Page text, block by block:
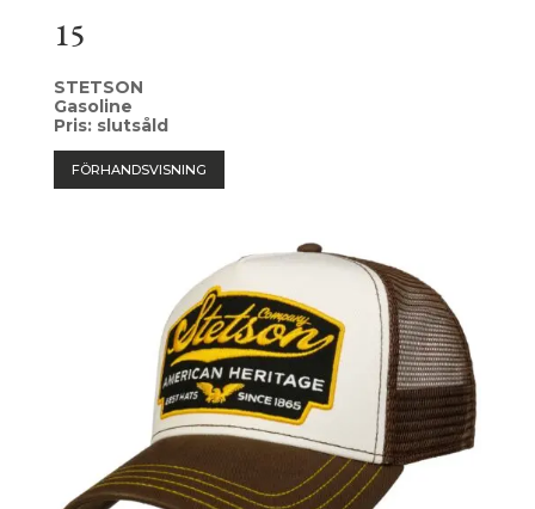
15
STETSON
Gasoline
Pris: slutsåld
FÖRHANDSVISNING